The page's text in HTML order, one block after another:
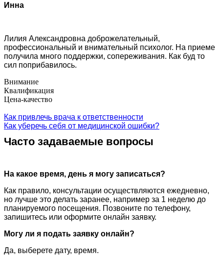
Инна
Лилия Александровна доброжелательный,
профессиональный и внимательный психолог. На приеме
получила много поддержки, сопереживания. Как буд то
сил поприбавилось.
Внимание
Квалификация
Цена-качество
Как привлечь врача к ответственности
Как уберечь себя от медицинской ошибки?
Часто задаваемые вопросы
На какое время, день я могу записаться?
Как правило, консультации осуществляются ежедневно,
но лучше это делать заранее, например за 1 неделю до
планируемого посещения. Позвоните по телефону,
запишитесь или оформите онлайн заявку.
Могу ли я подать заявку онлайн?
Да, выберете дату, время.